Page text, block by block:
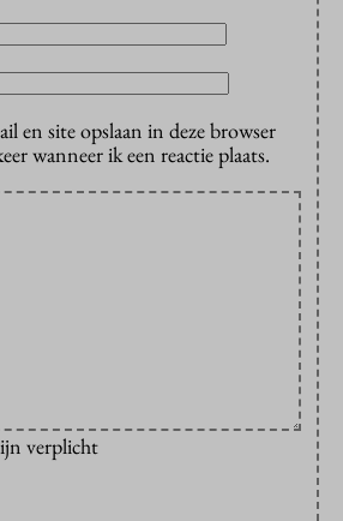
en site opslaan in deze browser
wanneer ik een reactie plaats.
verplicht